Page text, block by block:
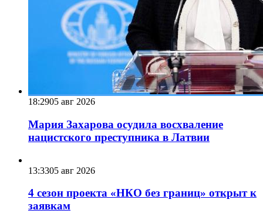
18:2905 авг 2026
Мария Захарова осудила восхваление
нацистского преступника в Латвии
13:3305 авг 2026
4 сезон проекта «НКО без границ» открыт к
заявкам